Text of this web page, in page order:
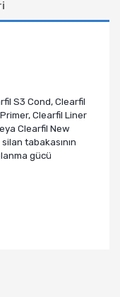
S3 Cond, Clearfil
Clearfil Liner
Clearfil New
tabakasının
gücü